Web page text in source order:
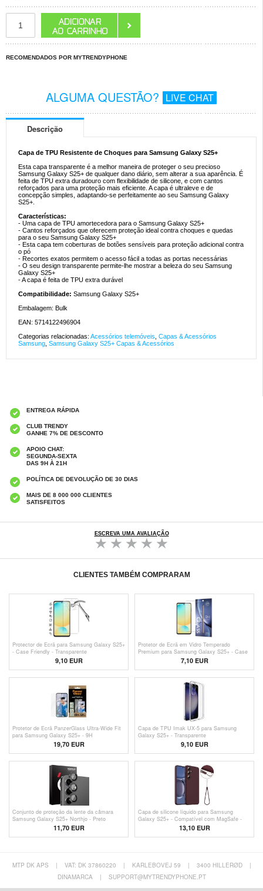
RECOMENDADOS POR MYTRENDYPHONE
ALGUMA QUESTÃO? LIVE CHAT
Descrição
Capa de TPU Resistente de Choques para Samsung Galaxy S25+
Esta capa transparente é a melhor maneira de proteger o seu precioso
Samsung Galaxy S25+ de qualquer dano diário, sem alterar a sua aparência. É
feita de TPU extra duradouro com flexibilidade de silicone, e com cantos
reforçados para uma proteção mais eficiente. A capa é ultraleve e de
concepção simples, adaptando-se perfeitamente ao seu Samsung Galaxy
S25+.
Características:
- Uma capa de TPU amortecedora para o Samsung Galaxy S25+
- Cantos reforçados que oferecem proteção ideal contra choques e quedas
para o seu Samsung Galaxy S25+
- Esta capa tem coberturas de botões sensíveis para proteção adicional contra
o pó
- Recortes exatos permitem o acesso fácil a todas as portas necessárias
- O seu design transparente permite-lhe mostrar a beleza do seu Samsung
Galaxy S25+
- A capa é feita de TPU extra durável
Compatibilidade: Samsung Galaxy S25+
Embalagem: Bulk
EAN: 5714122496904
Categorias relacionadas: Acessórios telemóveis Capas & Acessórios
Samsung Samsung Galaxy S25+ Capas & Acessórios
ENTREGA RÁPIDA
CLUB TRENDY
GANHE 7% DE DESCONTO
APOIO CHAT:
SEGUNDA-SEXTA
DAS 9H À 21H
POLÍTICA DE DEVOLUÇÃO DE 30 DIAS
MAIS DE 8 000 000 CLIENTES
SATISFEITOS
ESCREVA UMA AVALIAÇÃO
CLIENTES TAMBÉM COMPRARAM
Protector de Ecrã para Samsung Galaxy S25+
- Case Friendly - Transparente
9,10 EUR
Protetor de Ecrã em Vidro Temperado
Premium para Samsung Galaxy S25+ - Case
7,10 EUR
Protetor de Ecrã PanzerGlass Ultra-Wide Fit
para Samsung Galaxy S25+ - 9H
19,70 EUR
Capa de TPU Imak UX-5 para Samsung
Galaxy S25+ - Transparente
9,10 EUR
Conjunto de proteção da lente da câmara
Samsung Galaxy S25+ Northjo - Preto
11,70 EUR
Capa de silicone líquido para Samsung
Galaxy S25+ - Compatível com MagSafe -
13,10 EUR
MTP DK APS | VAT: DK 37860220 | KARLEBOVEJ 59 | 3400 HILLERØD
|
DINAMARCA
| SUPPORT@MYTRENDYPHONE.PT